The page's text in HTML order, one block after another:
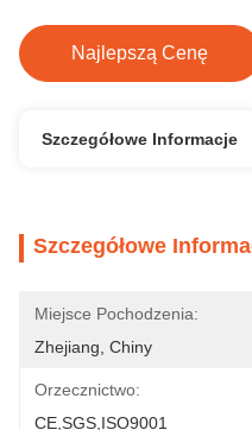
Najlepszą Cenę
Szczegółowe Informacje
Szczegółowe
Miejsce Pochodzenia:
Zhejiang, Chiny
Orzecznictwo:
CE,SGS,ISO9001